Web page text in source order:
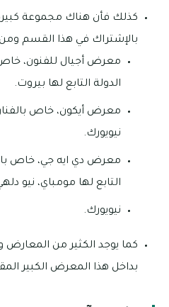
كذلك فأن هناك مجموعة
بالإشتراك في هذا القسم
معرض أجيال للفنون، خاص
الدولة التابع لها بيروت.
معرض أيكون، خاص بالفنان
نيويورك.
معرض دي ايه جي، خاص
التابع لها مومباي، نيو
نيويورك.
كما يوجد الكثير من المعارض
بداخل هذا المعرض الكبير